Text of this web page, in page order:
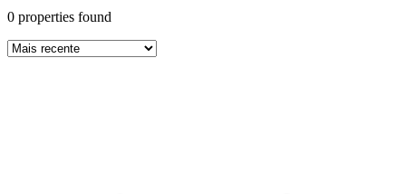
0 properties found